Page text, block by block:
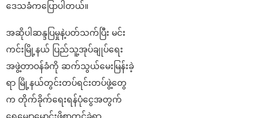
ဒေသခံကပြောပါတယ်။
အဆိုပါဆန္ဒပြမှုနဲ့ပတ်သက်ပြီး မင်း
ကင်းမြို့နယ် ပြည်သူ့အုပ်ချုပ်ရေး
အဖွဲ့တာဝန်ခံကို ဆက်သွယ်မေးမြန်းခဲ့
ရာ မြို့နယ်တွင်းတပ်ရင်းတပ်ဖွဲ့တွေ
က တိုက်ခိုက်ရေးရန်ပုံငွေအတွက်
ရွှေမျောမောင်းဖို့စာတင်ခဲ့ရာ